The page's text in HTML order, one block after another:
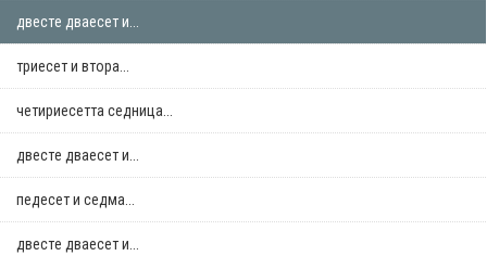
двестe дваесет и...
триесет и втора...
четириесетта седница...
двестe дваесет и...
педесет и седма...
двестe дваесет и...